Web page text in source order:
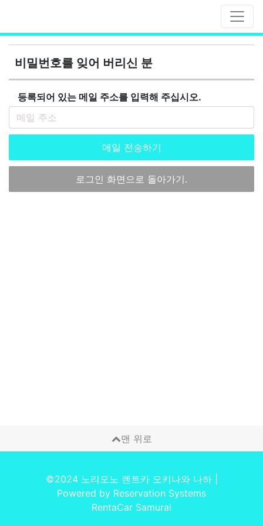
비밀번호를 잊어 버리신 분
등록되어 있는 메일 주소를 입력해 주십시오.
메일 전송하기
로그인 화면으로 돌아가기.
맨 위로
©2024 노리모노 렌트카 오키나와 나하|
Powered by Reservation Systems
RentaCar Samurai